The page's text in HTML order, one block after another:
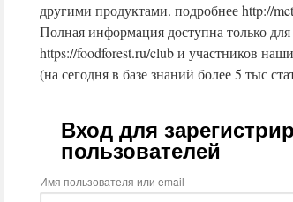
другими продуктами. подробнее http://
Полная информация доступна только
https://foodforest.ru/club и участников
(на сегодня в базе знаний более 5 тыс
Вход для
пользователей
Имя пользователя или email